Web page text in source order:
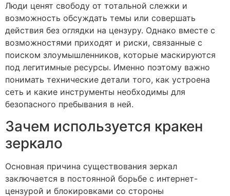
Люди ценят свободу от тотальной слежки и
возможность обсуждать темы или совершать
действия без оглядки на цензуру. Однако вместе с
возможностями приходят и риски, связанные с
поиском злоумышленников, которые маскируются
под легитимные ресурсы. Именно поэтому важно
понимать технические детали того, как устроена
сеть и какие инструменты необходимы для
безопасного пребывания в ней.
Зачем используется кракен
зеркало
Основная причина существования зеркал
заключается в постоянной борьбе с интернет-
цензурой и блокировками со стороны